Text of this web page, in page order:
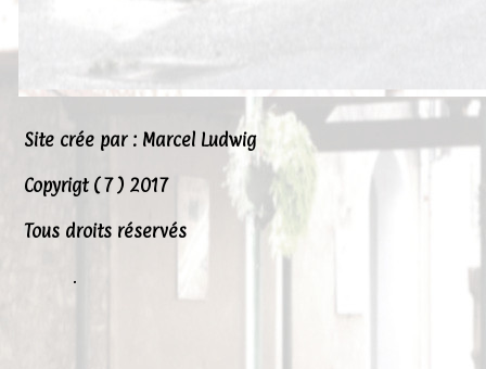
Site crée par : Marcel Ludwig
Copyrigt ( 7 ) 2017
Tous droits réservés
.